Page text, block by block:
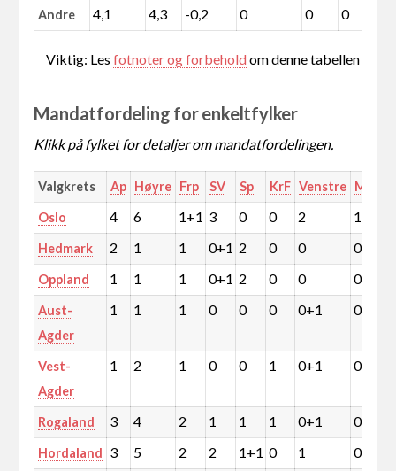
Andre 4,1 4,3 -0,2 0 0 0
Viktig: Lesfotnoter og forbeholdom denne tabellen
Mandatfordeling for enkeltfylker
Klikk på fylket for detaljer om mandatfordelingen.
Valgkrets Ap Høyre Frp SV Sp KrF Venstre MDG
Oslo 4 6 1+1 3 0 0 2 1
Hedmark 2 1 1 0+1 2 0 0 0
Oppland 1 1 1 0+1 2 0 0 0
Aust-
Agder
1 1 1 0 0 0 0+1 0
Vest-
Agder
1 2 1 0 0 1 0+1 0
Rogaland 3 4 2 1 1 1 0+1 0
Hordaland 3 5 2 2 1+1 0 1 0